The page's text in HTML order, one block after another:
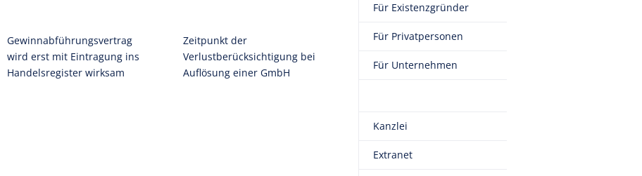
Gewinnabführungsvertrag
wird erst mit Eintragung ins
Handelsregister wirksam
Zeitpunkt der
Verlustberücksichtigung bei
Auflösung einer GmbH
Für Existenzgründer
Für Privatpersonen
Für Unternehmen
Kanzlei
Extranet